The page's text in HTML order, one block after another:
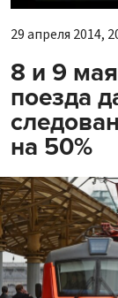
29 апреля 2014,
8 и 9
поезда
на 50%